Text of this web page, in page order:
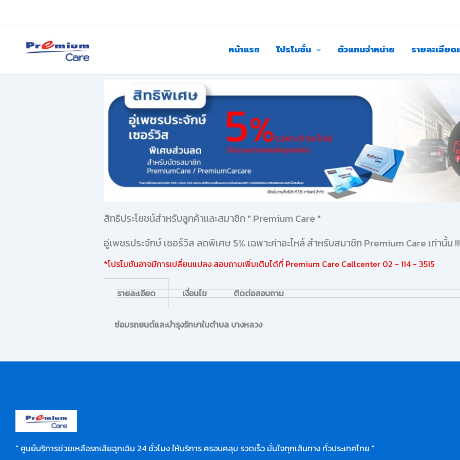
หน้าแรก โปรโมชั่น ตัวแทนจำหน่าย รายละเอีย
สิทธิประโยชน์สำหรับลูกค้าและสมาชิก " Premium Care "
อู่เพชรประจักษ์ เซอร์วิส ลดพิเศษ 5% เฉพาะค่าอะไหล์ สำหรับสมาชิก Premium Care เท่านั้น
*โปรโมชันอาจมีการเปลี่ยนแปลง สอบถามเพิ่มเติมได้ที่ Premium Care Callcenter 02 - 114 - 3515
รายละเอียด เงื่อนไข ติดต่อสอบถาม
ซ่อมรถยนต์และบำรุงรักษาในตำบล บางหลวง
" ศูนย์บริการช่วยเหลือรถเสียฉุกเฉิน 24 ชั่วโมง ให้บริการ ครอบคลุม รวดเร็ว มั่นใจทุกเส้นทาง ทั่วประเทศไทย "